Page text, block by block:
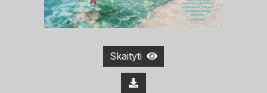
Skaityti